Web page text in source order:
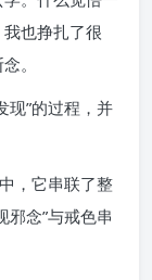
也挣扎了很
。
现”的过程，并
，它串联了整
邪念”与戒色串